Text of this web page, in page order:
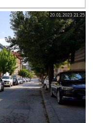
20.01.2023 21:25